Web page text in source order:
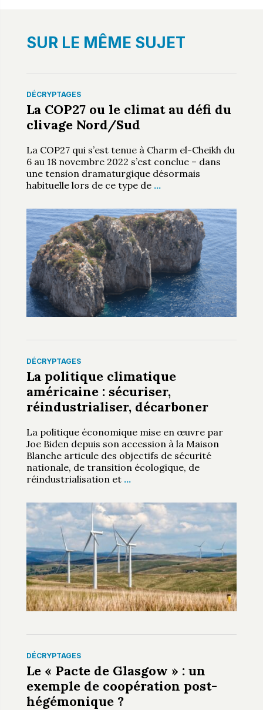
SUR LE MÊME SUJET
DÉCRYPTAGES
La COP27 ou le climat au défi du
clivage Nord/Sud
La COP27 qui s’est tenue à Charm el-Cheikh du
6 au 18 novembre 2022 s’est conclue – dans
une tension dramaturgique désormais
habituelle lors de ce type de …
DÉCRYPTAGES
La politique climatique
américaine : sécuriser,
réindustrialiser, décarboner
La politique économique mise en œuvre par
Joe Biden depuis son accession à la Maison
Blanche articule des objectifs de sécurité
nationale, de transition écologique, de
réindustrialisation et …
DÉCRYPTAGES
Le « Pacte de Glasgow » : un
exemple de coopération post-
hégémonique ?